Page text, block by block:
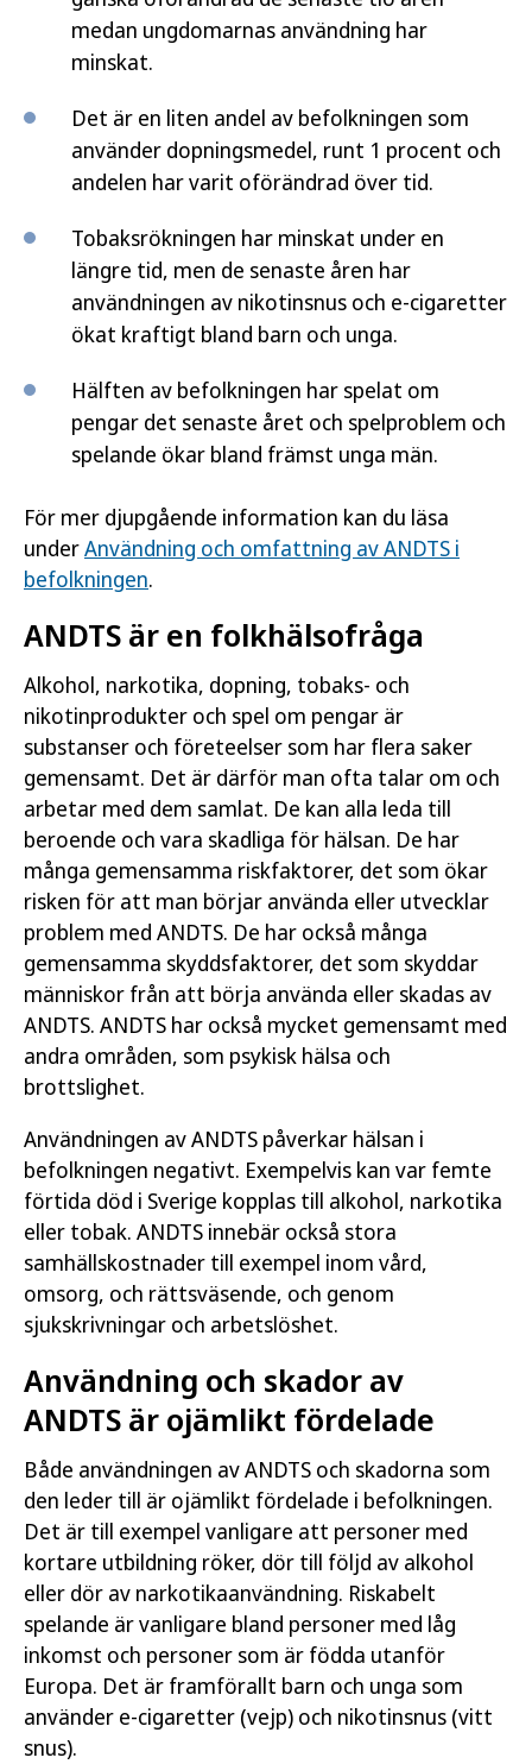
medan ungdomarnas användning har
minskat.
Det är en liten andel av befolkningen som
använder dopningsmedel, runt 1 procent och
andelen har varit oförändrad över tid.
Tobaksrökningen har minskat under en
längre tid, men de senaste åren har
användningen av nikotinsnus och e-cigaretter
ökat kraftigt bland barn och unga.
Hälften av befolkningen har spelat om
pengar det senaste året och spelproblem och
spelande ökar bland främst unga män.
För mer djupgående information kan du läsa
underAnvändning och omfattning av ANDTS i
befolkningen.
ANDTS är en folkhälsofråga
Alkohol, narkotika, dopning, tobaks- och
nikotinprodukter och spel om pengar är
substanser och företeelser som har flera saker
gemensamt. Det är därför man ofta talar om och
arbetar med dem samlat. De kan alla leda till
beroende och vara skadliga för hälsan. De har
många gemensamma riskfaktorer, det som ökar
risken för att man börjar använda eller utvecklar
problem med ANDTS. De har också många
gemensamma skyddsfaktorer, det som skyddar
människor från att börja använda eller skadas av
ANDTS. ANDTS har också mycket gemensamt med
andra områden, som psykisk hälsa och
brottslighet.
Användningen av ANDTS påverkar hälsan i
befolkningen negativt. Exempelvis kan var femte
förtida död i Sverige kopplas till alkohol, narkotika
eller tobak. ANDTS innebär också stora
samhällskostnader till exempel inom vård,
omsorg, och rättsväsende, och genom
sjukskrivningar och arbetslöshet.
Användning och skador av
ANDTS är ojämlikt fördelade
Både användningen av ANDTS och skadorna som
den leder till är ojämlikt fördelade i befolkningen.
Det är till exempel vanligare att personer med
kortare utbildning röker, dör till följd av alkohol
eller dör av narkotikaanvändning. Riskabelt
spelande är vanligare bland personer med låg
inkomst och personer som är födda utanför
Europa. Det är framförallt barn och unga som
använder e-cigaretter (vejp) och nikotinsnus (vitt
snus).